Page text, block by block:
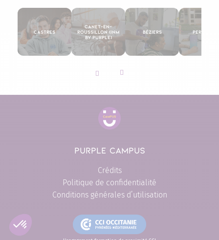
Slider vers la gauche
Castres
Canet-en-
Roussillon (INM
By Purple)
Béziers Perpignan
Slider vers la droite
PURPLE CAMPUS
Crédits
Politique de confidentialité
Conditions générales d’utilisation